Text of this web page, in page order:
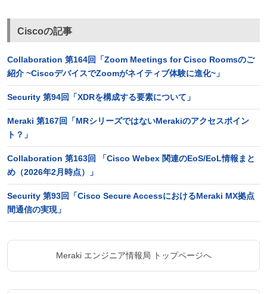
Ciscoの記事
Collaboration 第164回「Zoom Meetings for Cisco Roomsのご
紹介 ~CiscoデバイスでZoomがネイティブ体験に進化~」
Security 第94回「XDRを構成する要素について」
Meraki 第167回「MRシリーズではないMerakiのアクセスポイン
ト？」
Collaboration 第163回 「Cisco Webex 関連のEoS/EoL情報まと
め（2026年2月時点）」
Security 第93回「Cisco Secure AccessにおけるMeraki MX拠点
間通信の実現」
Meraki エンジニア情報局 トップページへ